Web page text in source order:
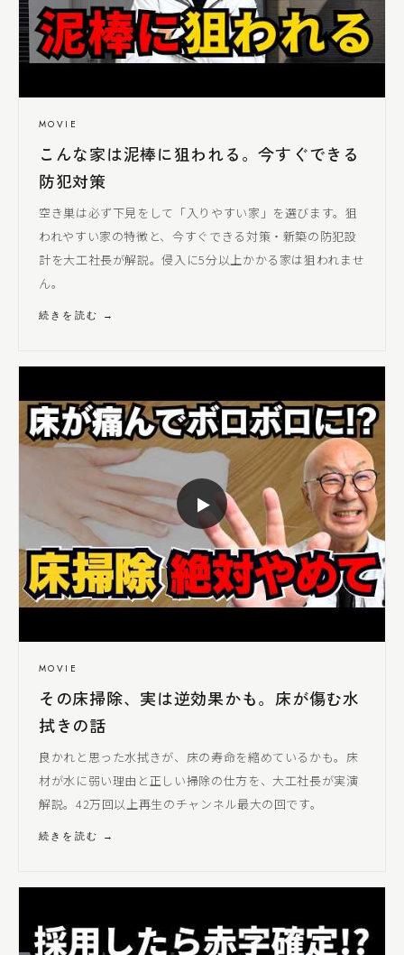
MOVIE
こんな家は泥棒に狙われる。今すぐできる
防犯対策
空き巣は必ず下見をして「入りやすい家」を選びます。狙
われやすい家の特徴と、今すぐできる対策・新築の防犯設
計を大工社長が解説。侵入に5分以上かかる家は狙われませ
ん。
続きを読む →
▶
MOVIE
その床掃除、実は逆効果かも。床が傷む水
拭きの話
良かれと思った水拭きが、床の寿命を縮めているかも。床
材が水に弱い理由と正しい掃除の仕方を、 大工社長が実演
解説。42万回以上再生のチャンネル最大の回です。
続きを読む →